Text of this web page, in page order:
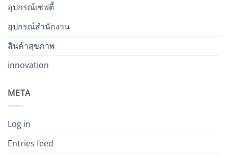
อุปกรณ์เซฟตี้
อุปกรณ์สำนักงาน
สินค้าสุขภาพ
innovation
META
Log in
Entries feed